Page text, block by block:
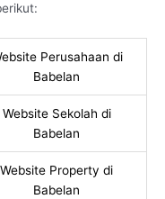
Perusahaan di
Babelan
Website Sekolah di
Babelan
Website Property di
Babelan